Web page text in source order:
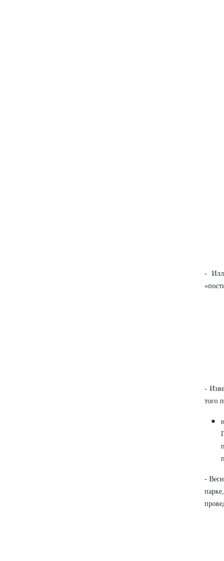
-
-
того
-